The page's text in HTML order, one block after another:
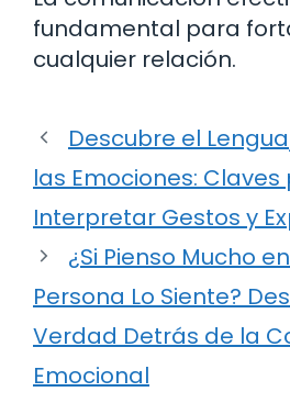
fundamental para
cualquier relación.
Descubre el
las Emociones: Claves
Interpretar Gestos y
¿Si Pienso Mucho
Persona Lo Siente?
Verdad Detrás de la
Emocional